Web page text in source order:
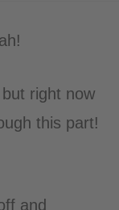
right now
this part!
and